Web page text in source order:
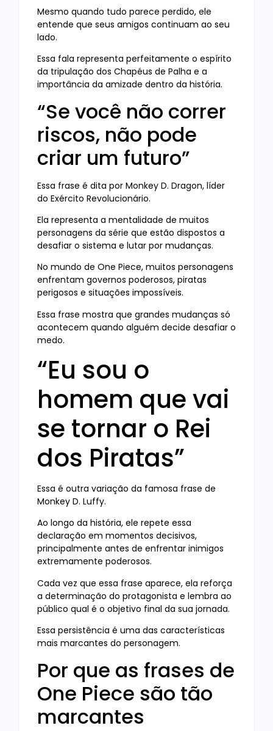
Mesmo quando tudo parece perdido, ele
entende que seus amigos continuam ao seu
lado.
Essa fala representa perfeitamente o espírito
da tripulação dos Chapéus de Palha e a
importância da amizade dentro da história.
“Se você não correr
riscos, não pode
criar um futuro”
Essa frase é dita por Monkey D. Dragon, líder
do Exército Revolucionário.
Ela representa a mentalidade de muitos
personagens da série que estão dispostos a
desafiar o sistema e lutar por mudanças.
No mundo de One Piece, muitos personagens
enfrentam governos poderosos, piratas
perigosos e situações impossíveis.
Essa frase mostra que grandes mudanças só
acontecem quando alguém decide desafiar o
medo.
“Eu sou o
homem que vai
se tornar o Rei
dos Piratas”
Essa é outra variação da famosa frase de
Monkey D. Luffy.
Ao longo da história, ele repete essa
declaração em momentos decisivos,
principalmente antes de enfrentar inimigos
extremamente poderosos.
Cada vez que essa frase aparece, ela reforça
a determinação do protagonista e lembra ao
público qual é o objetivo final da sua jornada.
Essa persistência é uma das características
mais marcantes do personagem.
Por que as frases de
One Piece são tão
marcantes